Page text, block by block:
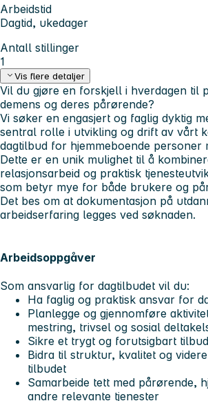
Arbeidstid
Dagtid, ukedager
Antall stillinger
1
Vis flere detaljer
Vil du gjøre en forskjell i hverdagen til
demens og deres pårørende?
Vi søker en engasjert og faglig dyktig
sentral rolle i utvikling og drift av vårt
dagtilbud for hjemmeboende personer
Dette er en unik mulighet til å
relasjonsarbeid og praktisk
som betyr mye for både brukere og
Det bes om at dokumentasjon på
arbeidserfaring legges ved søknaden.
Arbeidsoppgåver
Som ansvarlig for dagtilbudet vil du:
Ha faglig og praktisk ansvar for
Planlegge og gjennomføre
mestring, trivsel og sosial
Sikre et trygt og forutsigbart tilbud
Bidra til struktur, kvalitet og
tilbudet
Samarbeide tett med pårørende,
andre relevante tjenester